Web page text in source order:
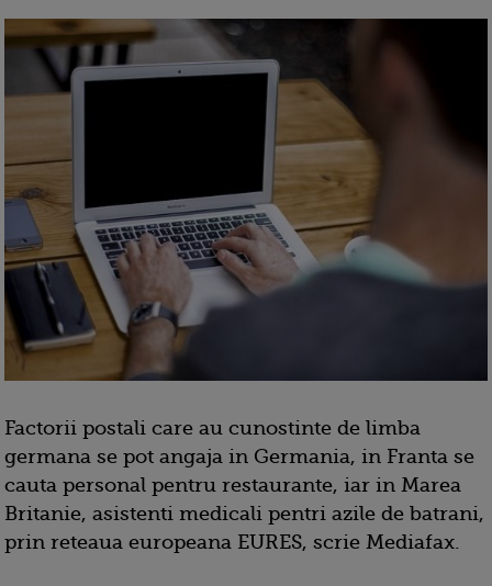
Factorii postali care au cunostinte de limba
germana se pot angaja in Germania, in Franta se
cauta personal pentru restaurante, iar in Marea
Britanie, asistenti medicali pentri azile de batrani,
prin reteaua europeana EURES, scrie Mediafax.